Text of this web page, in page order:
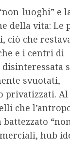
luoghi” e
della vita: Le
ciò che
e i centri di
disinteressata
svuotati,
privatizzati.
che
battezzato
hub